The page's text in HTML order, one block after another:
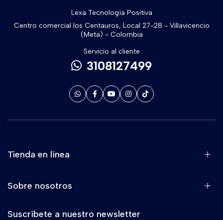
Lexa Tecnología Positiva
Centro comercial los Centauros, Local 27-28 - Villavicencio
(Meta) - Colombia
Servicio al cliente
3108127499
Tienda en línea
Sobre nosotros
Suscríbete a nuestro newsletter